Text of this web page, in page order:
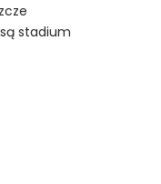
stadium